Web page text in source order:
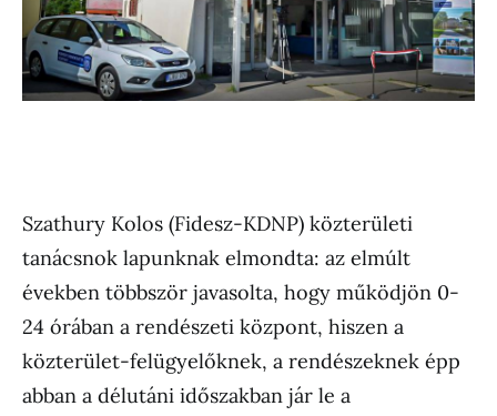
Szathury Kolos (Fidesz-KDNP) közterületi
tanácsnok lapunknak elmondta: az elmúlt
években többször javasolta, hogy működjön 0-
24 órában a rendészeti központ, hiszen a
közterület-felügyelőknek, a rendészeknek épp
abban a délutáni időszakban jár le a